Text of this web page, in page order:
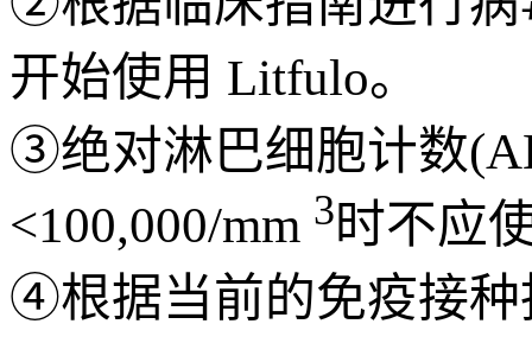
开始使用 Litfulo。
③绝对淋巴细胞计数
<100,000/mm 3时不应
④根据当前的免疫接种